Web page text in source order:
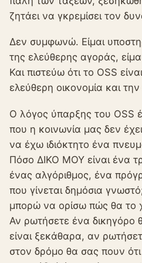
ζητάει να γκρεμίσει τον
Δεν συμφωνώ. Είμαι
της ελεύθερης αγοράς,
Και πιστεύω ότι το OSS
ελεύθερη οικονομία και
Ο λόγος ύπαρξης του OSS
που η κοινωνία μας δεν
να έχω ιδιόκτητο ένα
Πόσο ΔΙΚΟ ΜΟΥ είναι ένα
ένας αλγόριθμος, ένα
που γίνεται δημόσια
μπορώ να ορίσω πώς θα το
Αν ρωτήσετε ένα δικηγόρο
είναι ξεκάθαρα, αν
στον δρόμο θα σας πουν